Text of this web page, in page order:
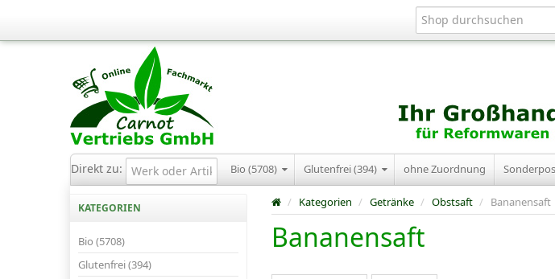
Direkt zu: Bio (5708) Glutenfrei (394) ohne Zuordnung
KATEGORIEN
Bio (5708)
Glutenfrei (394)
/ Kategorien / Getränke / Obstsaft / Bananensaft
Bananensaft